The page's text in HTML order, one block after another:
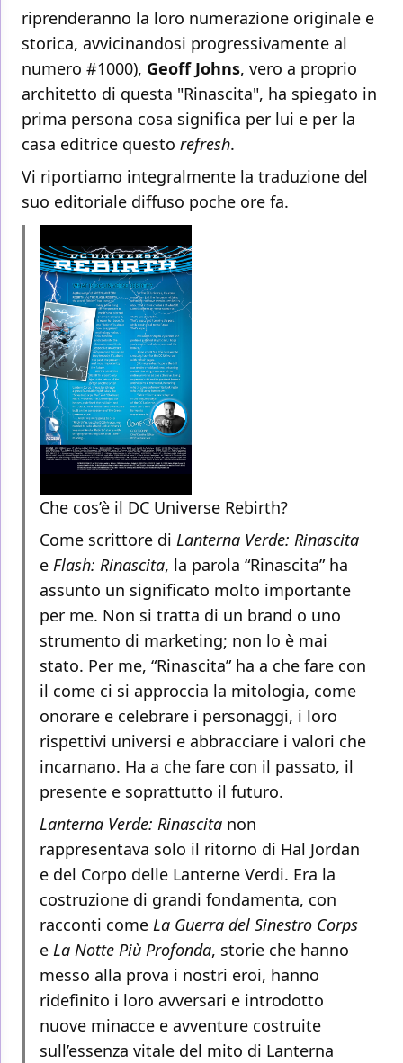
riprenderanno la loro numerazione originale e
storica, avvicinandosi progressivamente al
numero #1000), Geoff Johns, vero a proprio
architetto di questa "Rinascita", ha spiegato in
prima persona cosa significa per lui e per la
casa editrice questo refresh.
Vi riportiamo integralmente la traduzione del
suo editoriale diffuso poche ore fa.
Che cos’è il DC Universe Rebirth?
Come scrittore di Lanterna Verde: Rinascita
e Flash: Rinascita, la parola “Rinascita” ha
assunto un significato molto importante
per me. Non si tratta di un brand o uno
strumento di marketing; non lo è mai
stato. Per me, “Rinascita” ha a che fare con
il come ci si approccia la mitologia, come
onorare e celebrare i personaggi, i loro
rispettivi universi e abbracciare i valori che
incarnano. Ha a che fare con il passato, il
presente e soprattutto il futuro.
Lanterna Verde: Rinascita non
rappresentava solo il ritorno di Hal Jordan
e del Corpo delle Lanterne Verdi. Era la
costruzione di grandi fondamenta, con
racconti come La Guerra del Sinestro Corps
e La Notte Più Profonda, storie che hanno
messo alla prova i nostri eroi, hanno
ridefinito i loro avversari e introdotto
nuove minacce e avventure costruite
sull’essenza vitale del mito di Lanterna